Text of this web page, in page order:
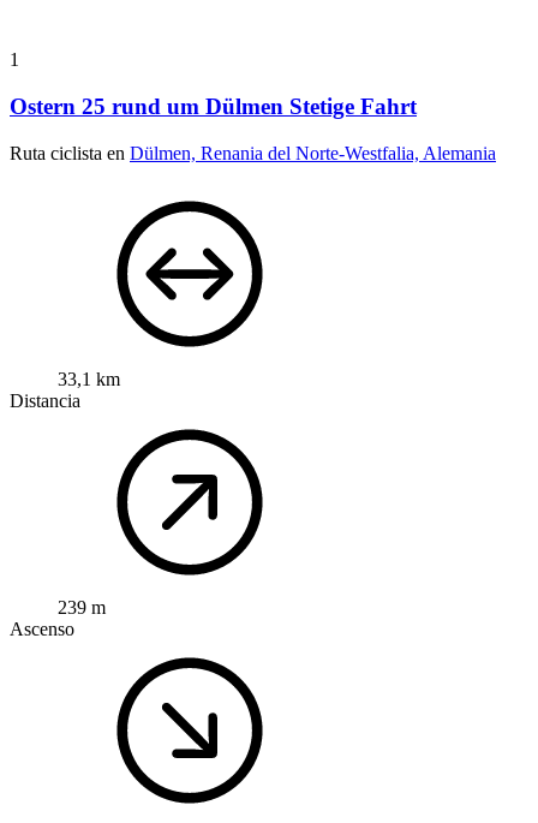
1
Ostern 25 rund um Dülmen Stetige Fahrt
Ruta ciclista en Dülmen, Renania del Norte-Westfalia, Alemania
33,1 km
Distancia
239 m
Ascenso